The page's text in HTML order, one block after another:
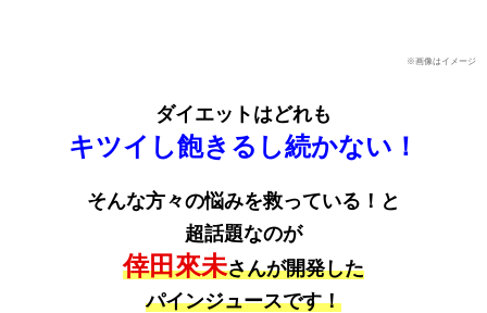
※画像はイメージ
ダイエットはどれも
キツイし飽きるし続かない！
そんな方々の悩みを救っている！と
超話題なのが
倖田來未さんが開発した
パインジュースです！